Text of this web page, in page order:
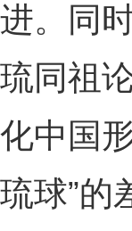
进。同
琉同祖
化中国
琉球”的